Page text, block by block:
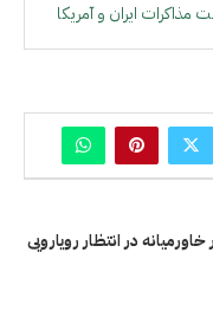
مذاکرات ایران و آمریکا
در انتظار رویارویی